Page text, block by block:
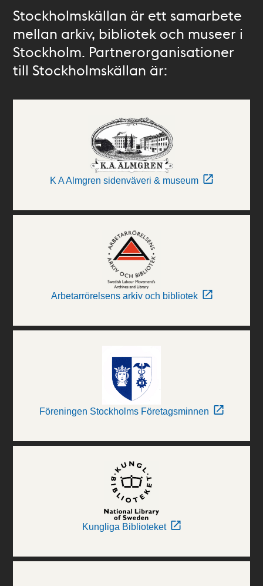
Stockholmskällan är ett samarbete
mellan arkiv, bibliotek och museer i
Stockholm. Partnerorganisationer
till Stockholmskällan är:
K A Almgren sidenväveri & museum
Arbetarrörelsens arkiv och bibliotek
Föreningen Stockholms Företagsminnen
Kungliga Biblioteket